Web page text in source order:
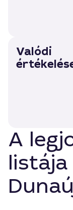
Valódi
A
listája